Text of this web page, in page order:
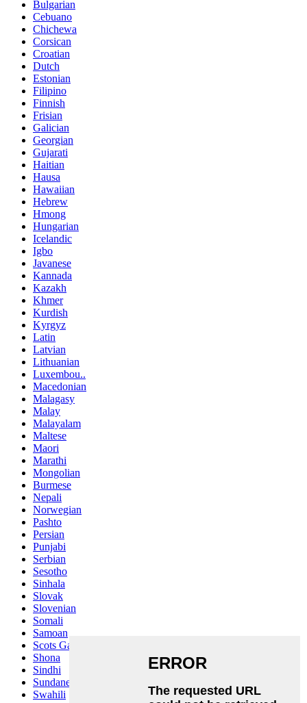
Bulgarian
Cebuano
Chichewa
Corsican
Croatian
Dutch
Estonian
Filipino
Finnish
Frisian
Galician
Georgian
Gujarati
Haitian
Hausa
Hawaiian
Hebrew
Hmong
Hungarian
Icelandic
Igbo
Javanese
Kannada
Kazakh
Khmer
Kurdish
Kyrgyz
Latin
Latvian
Lithuanian
Luxembou..
Macedonian
Malagasy
Malay
Malayalam
Maltese
Maori
Marathi
Mongolian
Burmese
Nepali
Norwegian
Pashto
Persian
Punjabi
Serbian
Sesotho
Sinhala
Slovak
Slovenian
Somali
Samoan
Scots Gaelic
Shona
Sindhi
Sundanese
Swahili